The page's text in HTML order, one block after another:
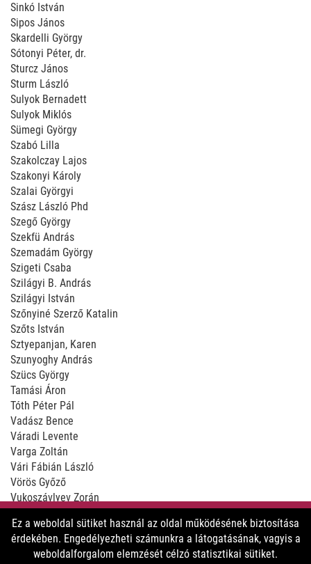
Sinkó István
Sipos János
Skardelli György
Sótonyi Péter, dr.
Sturcz János
Sturm László
Sulyok Bernadett
Sulyok Miklós
Sümegi György
Szabó Lilla
Szakolczay Lajos
Szakonyi Károly
Szalai Györgyi
Szász László Phd
Szegő György
Szekfü András
Szemadám György
Szigeti Csaba
Szilágyi B. András
Szilágyi István
Szőnyiné Szerző Katalin
Szőts István
Sztyepanjan, Karen
Szunyoghy András
Szücs György
Tamási Áron
Tóth Péter Pál
Vadász Bence
Váradi Levente
Varga Zoltán
Vári Fábián László
Vörös Győző
Vukoszávlyev Zorán
Wehner Tibor
Werner, Gregor Joseph
Windhager Ákos
Zagajewski, Adam
Ez a weboldal sütiket használ az oldal működésének biztosítása
érdekében. Engedélyezheti számunkra a látogatásának, vagyis a
weboldalforgalom elemzését célzó statisztikai sütiket.